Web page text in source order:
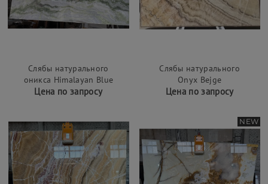
Слябы натурального
оникса Himalayan Blue
Цена по запросу
Слябы натурального
Onyx Bejge
Цена по запросу
NEW